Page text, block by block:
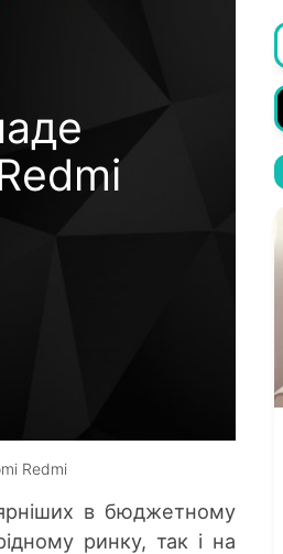
Redmi
в бюджетному
ринку, так і на